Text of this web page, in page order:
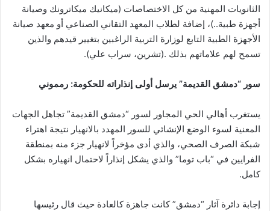
الثانويات المهنية من كل الاختصاصات (ميكانيك ميكاترونك وصيانة
أجهزة طبية..)، إضافة لطلاب المعهد التقاني الصناعي أو معهد صيانة
الأجهزة الطبية التابع لوزارة التربية الراغبين بتغيير قيدهم والذين
تسمح لهم علاماتهم بذلك .(تشرين، سراب علي).
سور “دمشق القديمة” يرسل أولى إنذاراته للحكومة: رمموني
يستغرب أهالي الحي المجاور لسور “دمشق القديمة” تجاهل الجهات
المعنية لسوء الوضع الإنشائي للسور المهدد بالانهيار نتيجة اهتراء
شبكة الصرف الصحي، والذي أدى مؤخراً لانهيار جزء منه بمنطقة
الفرايين في “باب توما” والذي يشكل إنذاراً لاحتمال انهياره بشكل
كامل.
إجابة دائرة آثار “دمشق” كانت جاهزة كالعادة حيث قال رئيسها